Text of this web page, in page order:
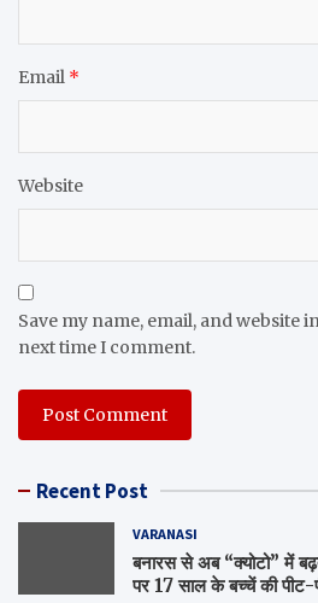
Email *
Website
Save my name, email, and website
next time I comment.
Recent Post
VARANASI
बनारस से अब “क्योटो” में
पर 17 साल के बच्चें की पीट-